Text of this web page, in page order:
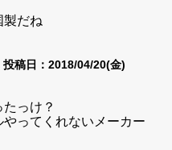
製だね
投稿日：2018/04/20(金)
っけ？
ってくれないメーカー